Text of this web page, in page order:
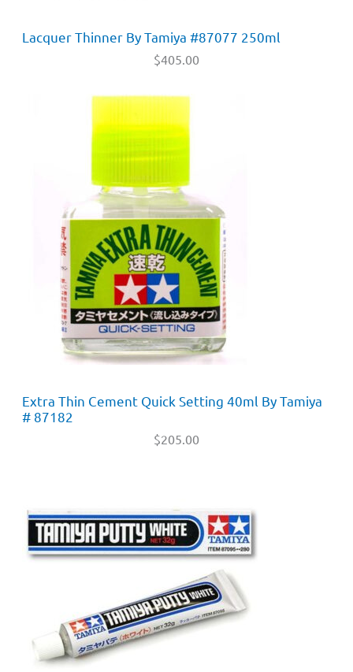
Lacquer Thinner By Tamiya #87077 250ml
$405.00
Extra Thin Cement Quick Setting 40ml By Tamiya
# 87182
$205.00